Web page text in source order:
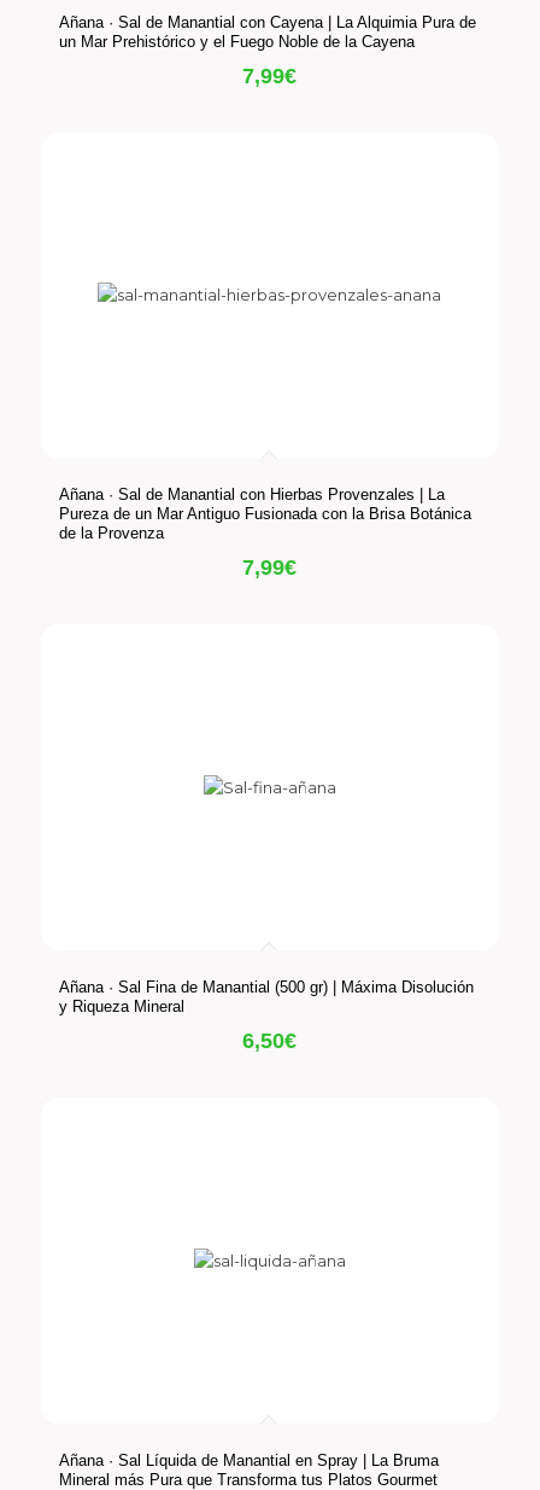
Añana · Sal de Manantial con Cayena | La Alquimia Pura de
un Mar Prehistórico y el Fuego Noble de la Cayena
7,99€
Añana · Sal de Manantial con Hierbas Provenzales | La
Pureza de un Mar Antiguo Fusionada con la Brisa Botánica
de la Provenza
7,99€
Añana · Sal Fina de Manantial (500 gr) | Máxima Disolución
y Riqueza Mineral
6,50€
Añana · Sal Líquida de Manantial en Spray | La Bruma
Mineral más Pura que Transforma tus Platos Gourmet